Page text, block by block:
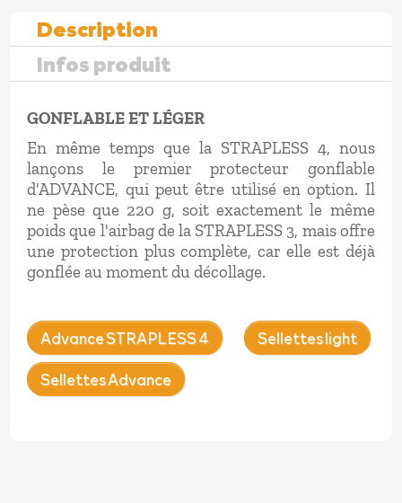
Description
Infos produit
GONFLABLE ET LÉGER
En même temps que la STRAPLESS 4, nous
lançons le premier protecteur gonflable
d'ADVANCE, qui peut être utilisé en option. Il
ne pèse que 220 g, soit exactement le même
poids que l'airbag de la STRAPLESS 3, mais offre
une protection plus complète, car elle est déjà
gonflée au moment du décollage.
Advance STRAPLESS 4
Sellettes light
Sellettes Advance